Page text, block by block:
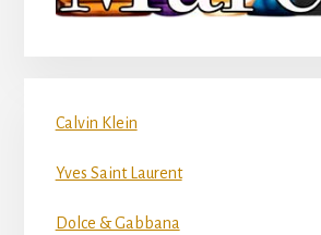
Calvin Klein
Yves Saint Laurent
Dolce & Gabbana